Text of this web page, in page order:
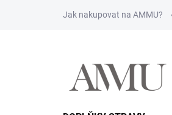
Jak nakupovat na AMMU?